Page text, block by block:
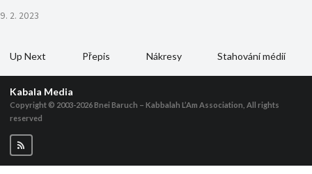
9. 2. 2023
Up Next Přepis Nákresy Stahování médií
Kabala Media
Copyright © 2003-2026Bnei Baruch – Kabbalah L’Am Association, All rights
reserved